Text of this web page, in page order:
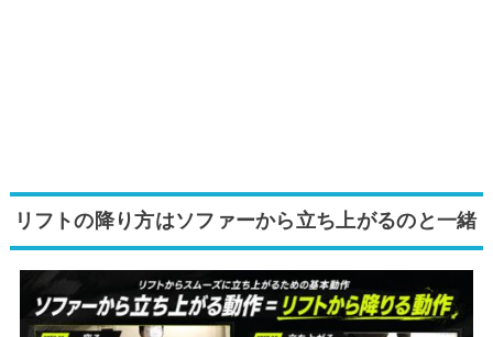
リフトの降り方はソファーから立ち上がるのと一緒